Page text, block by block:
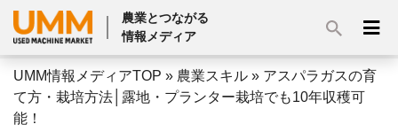
農業とつながる
情報メディア
UMM情報メディアTOP » 農業スキル » アスパラガスの育
て方・栽培方法│露地・プランター栽培でも10年収穫可
能！